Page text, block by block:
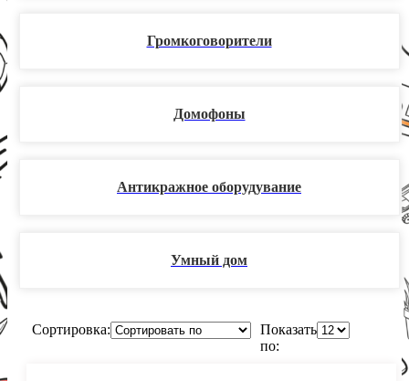
Громкоговорители
Домофоны
Антикражное оборудувание
Умный дом
Сортировка:
Показать
по: